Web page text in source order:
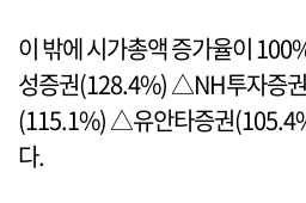
이 밖에 시가총액 증가율이
성증권(128.4%) △NH투자증
(115.1%) △유안타증권
다.